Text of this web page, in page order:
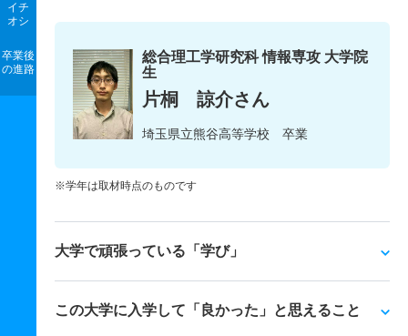
イチ
オシ
卒業後
の進路
総合理工学研究科 情報専攻 大学院
生
片桐 諒介さん
埼玉県立熊谷高等学校 卒業
※学年は取材時点のものです
大学で頑張っている「学び」
この大学に入学して「良かった」と思えること